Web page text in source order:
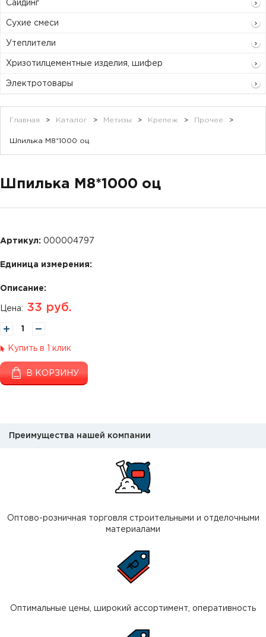
Сайдинг
Сухие смеси
Утеплители
Хризотилцементные изделия, шифер
Электротовары
Главная > Каталог > Метизы > Крепеж > Прочее >
Шпилька М8*1000 оц
Шпилька М8*1000 оц
Артикул: 000004797
Единица измерения:
Описание:
Цена: 33 руб.
Купить в 1 клик
В КОРЗИНУ
Преимущества нашей компании
Оптово-розничная торговля строительными и отделочными
материалами
Оптимальные цены, широкий ассортимент, оперативность